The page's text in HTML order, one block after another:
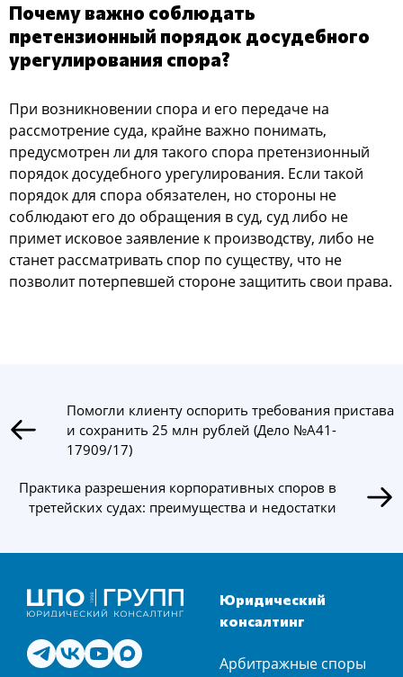
Почему важно соблюдать
претензионный порядок досудебного
урегулирования спора?
При возникновении спора и его передаче на
рассмотрение суда, крайне важно понимать,
предусмотрен ли для такого спора претензионный
порядок досудебного урегулирования. Если такой
порядок для спора обязателен, но стороны не
соблюдают его до обращения в суд, суд либо не
примет исковое заявление к производству, либо не
станет рассматривать спор по существу, что не
позволит потерпевшей стороне защитить свои права.
Помогли клиенту оспорить требования пристава
и сохранить 25 млн рублей (Дело №А41-
17909/17)
Практика разрешения корпоративных споров в
третейских судах: преимущества и недостатки
Юридический
консалтинг
Арбитражные споры